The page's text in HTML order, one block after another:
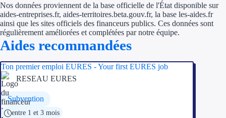
FAQ
Blog
Nos partenaires
Nos données proviennent de la base officielle de l'État disponible sur
aides-entreprises.fr, aides-territoires.beta.gouv.fr, la base les-aides.fr
ainsi que les sites officiels des financeurs publics. Ces données sont
régulièrement améliorées et complétées par notre équipe.
Aides recommandées
Ton premier emploi EURES - Your first EURES job
RESEAU EURES
Subvention
entre 1 et 3 mois